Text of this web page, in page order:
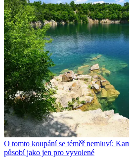
O tomto koupání se téměř nemluví:
působí jako jen pro vyvolené